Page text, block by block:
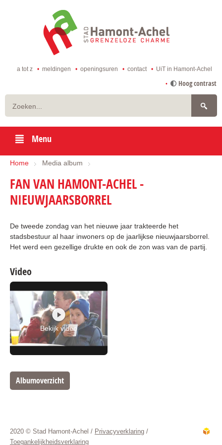
de
a tot z meldingen openingsuren contact UiT in Hamont-Achel
Hoog contrast
Menu
Home Media album
FAN VAN HAMONT-ACHEL -
NIEUWJAARSBORREL
De tweede zondag van het nieuwe jaar trakteerde het
stadsbestuur al haar inwoners op de jaarlijkse nieuwjaarsborrel.
Het werd een gezellige drukte en ook de zon was van de partij.
Video
Bekijk video
Albumoverzicht
2020 © Stad Hamont-Achel / Privacyverklaring /
Toegankelijkheidsverklaring